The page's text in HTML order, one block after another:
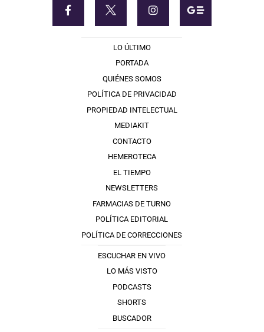
LO ÚLTIMO
PORTADA
QUIÉNES SOMOS
POLÍTICA DE PRIVACIDAD
PROPIEDAD INTELECTUAL
MEDIAKIT
CONTACTO
HEMEROTECA
EL TIEMPO
NEWSLETTERS
FARMACIAS DE TURNO
POLÍTICA EDITORIAL
POLÍTICA DE CORRECCIONES
ESCUCHAR EN VIVO
LO MÁS VISTO
PODCASTS
SHORTS
BUSCADOR